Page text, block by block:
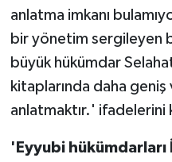
anlatma imkanı
bir yönetim sergileyen
büyük hükümdar
kitaplarında daha
anlatmaktır.' ifadelerini
'Eyyubi